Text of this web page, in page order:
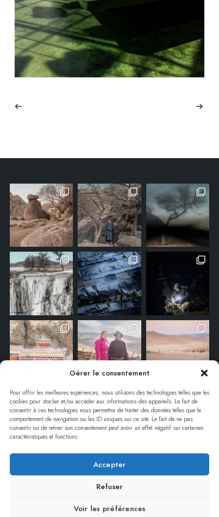
Gérer le consentement
Pour offrir les meilleures expériences, nous utilisons des technologies telles que les
cookies pour stocker et/ou accéder aux informations des appareils. Le fait de
consentir à ces technologies nous permettra de traiter des données telles que le
comportement de navigation ou les ID uniques sur ce site. Le fait de ne pas
consentir ou de retirer son consentement peut avoir un effet négatif sur certaines
caractéristiques et fonctions.
Accepter
Refuser
Voir les préférences
© ANNE-EMMANUELLE THION – TOUS DROITS RÉSERVÉS / ALL RIGHTS
REPRODUCTION INTERDITE SANS AUTORISATION / NO REPRODUCTION
REMERCIEMENTS MENTIONS LÉGALES